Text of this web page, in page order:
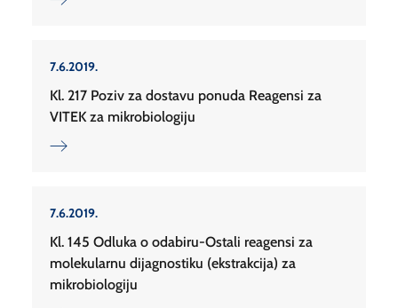
7.6.2019.
Kl. 217 Poziv za dostavu ponuda Reagensi za
VITEK za mikrobiologiju
7.6.2019.
Kl. 145 Odluka o odabiru-Ostali reagensi za
molekularnu dijagnostiku (ekstrakcija) za
mikrobiologiju